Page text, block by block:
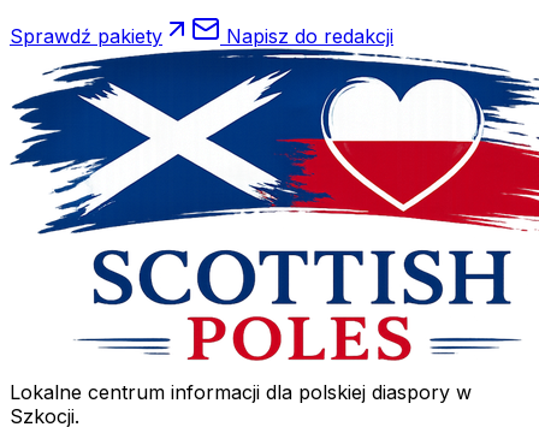
Sprawdź pakiety Napisz do redakcji
Lokalne centrum informacji dla polskiej diaspory w
Szkocji.